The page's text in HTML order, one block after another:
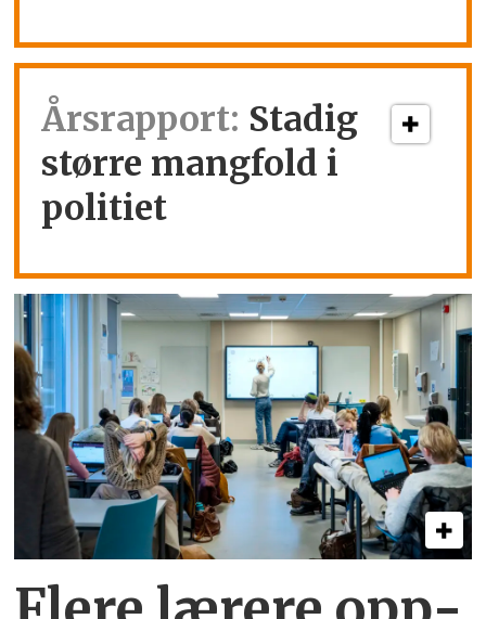
Årsrapport: Stadig
større mangfold i
politiet